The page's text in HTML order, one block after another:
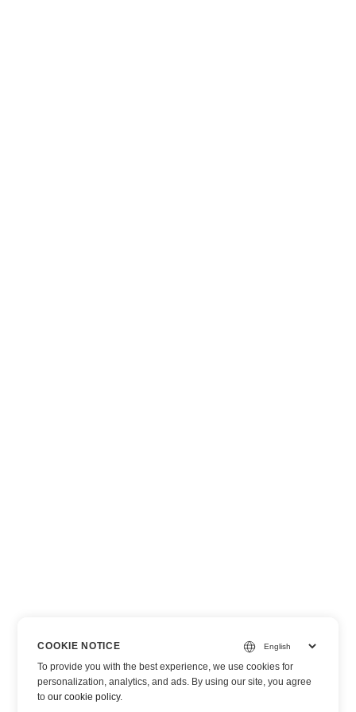
COOKIE NOTICE
To provide you with the best experience, we use cookies for
personalization, analytics, and ads. By using our site, you agree
toour cookie policy.